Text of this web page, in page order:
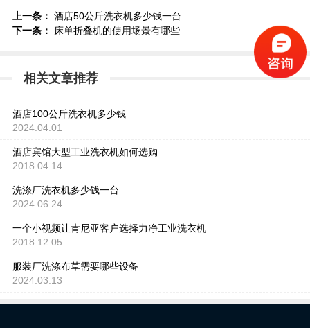
上一条： 酒店50公斤洗衣机多少钱一台
下一条：
床单折叠机的使用场景有哪些
相关文章推荐
酒店100公斤洗衣机多少钱
2024.04.01
酒店宾馆大型工业洗衣机如何选购
2018.04.14
洗涤厂洗衣机多少钱一台
2024.06.24
一个小视频让肯尼亚客户选择力净工业洗衣机
2018.12.05
服装厂洗涤布草需要哪些设备
2024.03.13